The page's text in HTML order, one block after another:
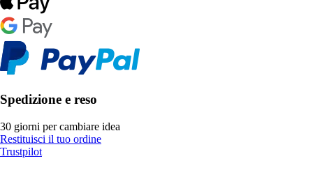
Spedizione e reso
30 giorni per cambiare idea
Restituisci il tuo ordine
Trustpilot